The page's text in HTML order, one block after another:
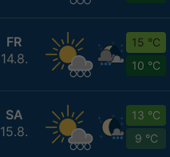
FR
14.8.
15 °C
10 °C
SA
15.8.
13 °C
9 °C